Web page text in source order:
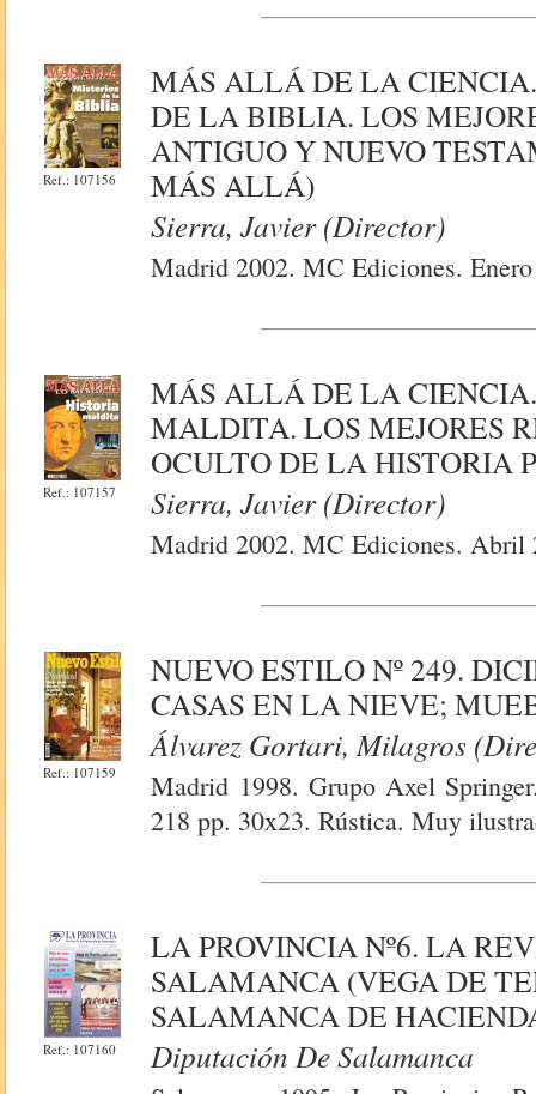
Ref.: 107156
MÁS ALLÁ DE LA
DE LA BIBLIA. LOS
ANTIGUO Y NUEVO
MÁS ALLÁ)
Sierra, Javier (Director)
Madrid 2002. MC Ediciones.
Ref.: 107157
MÁS ALLÁ DE LA
MALDITA. LOS MEJORES
OCULTO DE LA HISTORIA
Sierra, Javier (Director)
Madrid 2002. MC Ediciones. Abril
Ref.: 107159
NUEVO ESTILO Nº 249.
CASAS EN LA NIEVE;
Álvarez Gortari, Milagros
Madrid 1998. Grupo Axel
218 pp. 30x23. Rústica. Muy
Ref.: 107160
LA PROVINCIA Nº6. LA
SALAMANCA (VEGA DE
SALAMANCA DE
Diputación De Salamanca